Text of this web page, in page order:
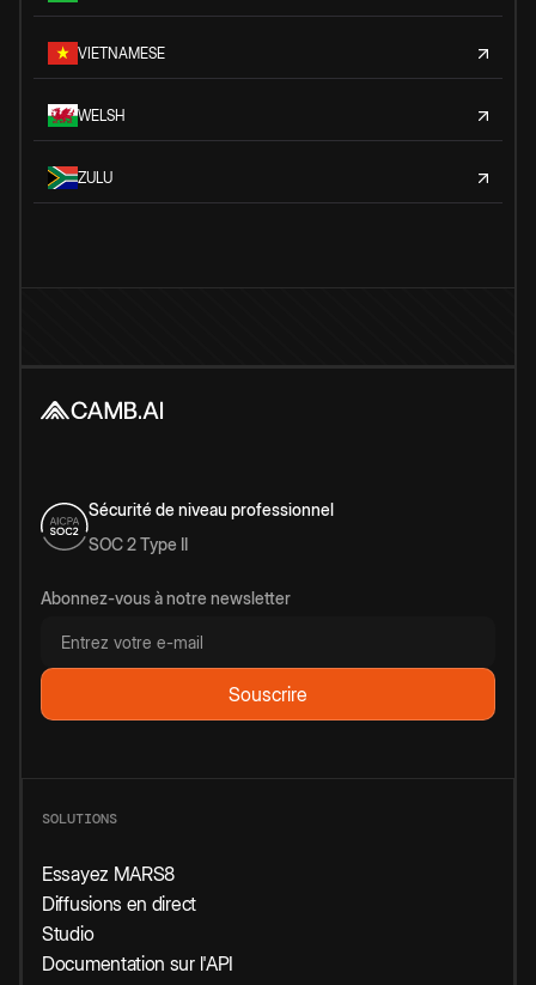
VIETNAMESE
WELSH
ZULU
Sécurité de niveau professionnel
SOC 2 Type II
Abonnez-vous à notre newsletter
SOLUTIONS
Essayez MARS8
Diffusions en direct
Studio
Documentation sur l'API